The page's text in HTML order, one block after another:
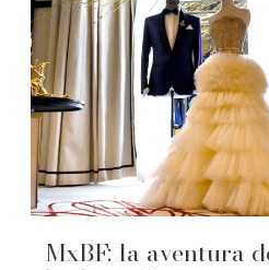
MxBF: la aventura